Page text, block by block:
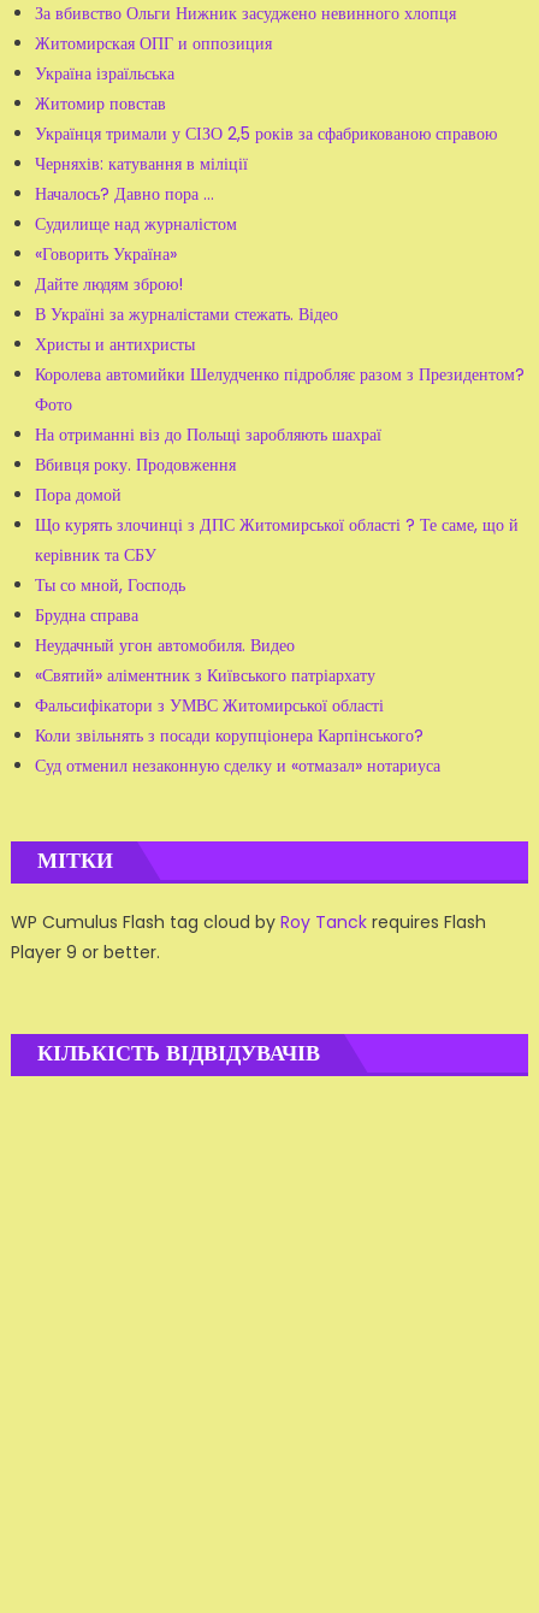
За вбивство Ольги Нижник засуджено невинного хлопця
Житомирская ОПГ и оппозиция
Україна ізраїльська
Житомир повстав
Українця тримали у СІЗО 2,5 років за сфабрикованою справою
Черняхів: катування в міліції
Началось? Давно пора …
Судилище над журналістом
«Говорить Україна»
Дайте людям зброю!
В Україні за журналістами стежать. Відео
Христы и антихристы
Королева автомийки Шелудченко підробляє разом з Президентом?
Фото
На отриманні віз до Польщі заробляють шахраї
Вбивця року. Продовження
Пора домой
Що курять злочинці з ДПС Житомирської області ? Те саме, що й
керівник та СБУ
Ты со мной, Господь
Брудна справа
Неудачный угон автомобиля. Видео
«Святий» аліментник з Київського патріархату
Фальсифікатори з УМВС Житомирської області
Коли звільнять з посади корупціонера Карпінського?
Суд отменил незаконную сделку и «отмазал» нотариуса
МІТКИ
WP Cumulus Flash tag cloud by Roy Tanckrequires Flash
Player 9 or better.
КІЛЬКІСТЬ ВІДВІДУВАЧІВ